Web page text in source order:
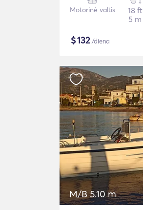
Motorinė valtis
18 ft
5 m
$132/diena
M/B 5.10 m